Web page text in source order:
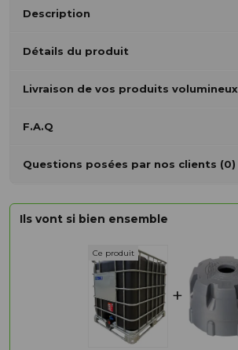
Description
Détails du produit
Livraison de vos produits volumineux
F.A.Q
Questions posées par nos clients (0)
Ils vont si bien ensemble
+